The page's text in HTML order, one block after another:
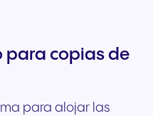
para copias de
para alojar las